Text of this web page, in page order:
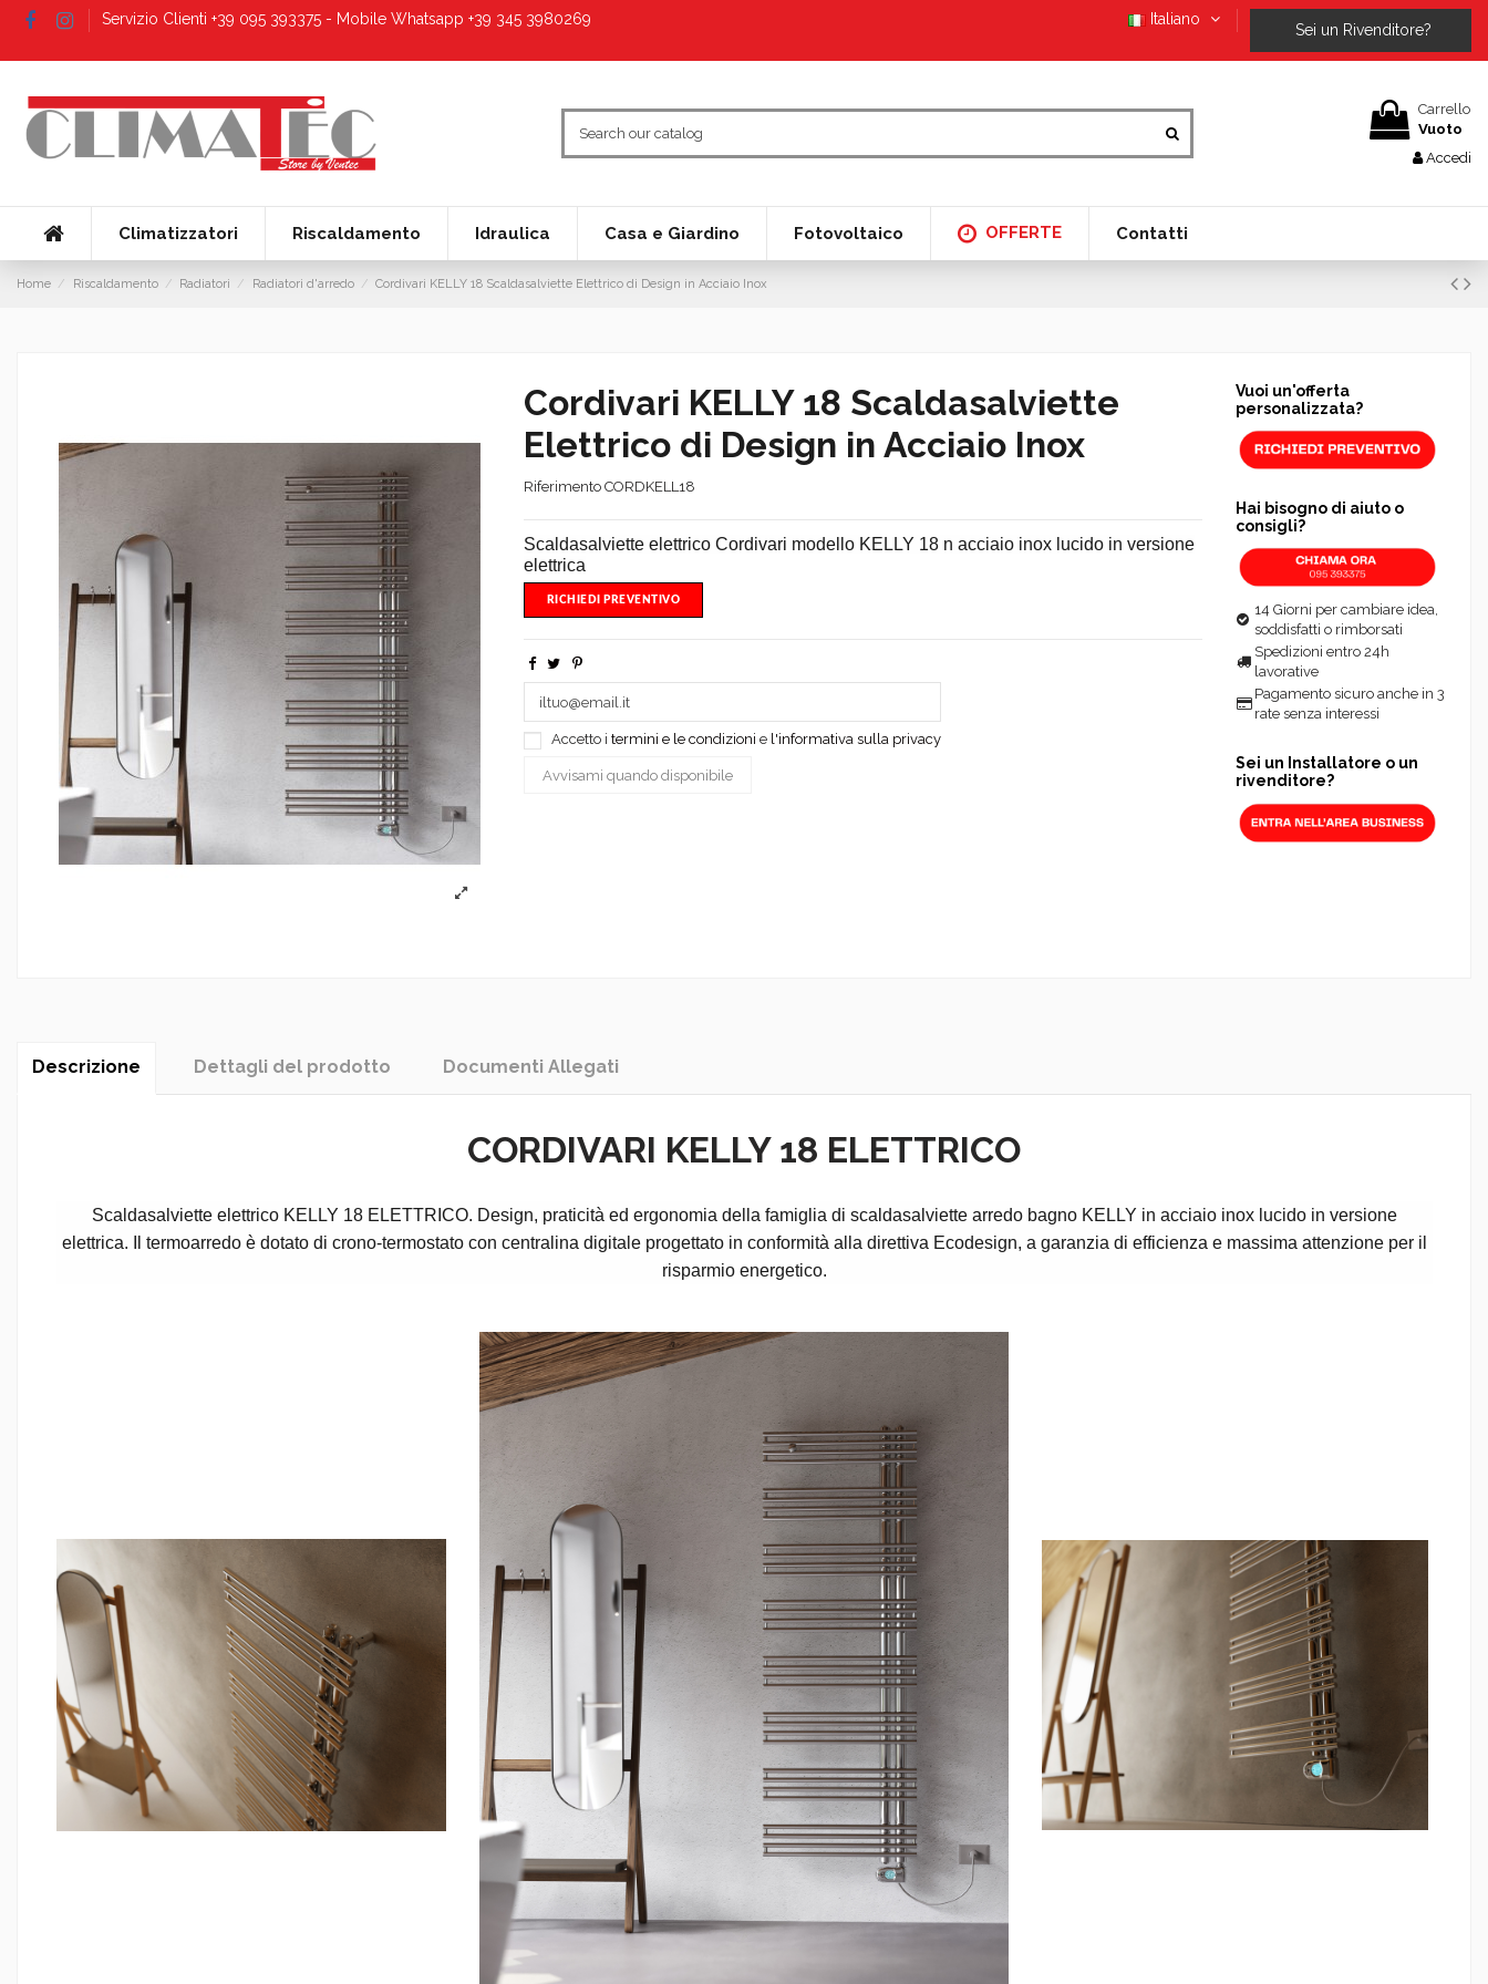
Servizio Clienti +39 095 393375 - Mobile Whatsapp +39 345 3980269 Italiano
Sei un Rivenditore?
Carrello
Vuoto
Accedi
Climatizzatori Riscaldamento Idraulica Casa e Giardino Fotovoltaico OFFERTE Contatti
Home Riscaldamento Radiatori Radiatori d'arredo Cordivari KELLY 18 Scaldasalviette Elettrico di Design in Acciaio Inox
Cordivari KELLY 18 Scaldasalviette
Elettrico di Design in Acciaio Inox
Riferimento CORDKELL18
Scaldasalviette elettrico Cordivari modello KELLY 18 n acciaio inox lucido in versione
elettrica
RICHIEDI PREVENTIVO
Accetto itermini e le condizioni e l'informativa sulla privacy
Vuoi un'offerta
personalizzata?
Hai bisogno di aiuto o
consigli?
14 Giorni per cambiare idea,
soddisfatti o rimborsati
Spedizioni entro 24h
lavorative
Pagamento sicuro anche in 3
rate senza interessi
Sei un Installatore o un
rivenditore?
Descrizione Dettagli del prodotto Documenti Allegati
CORDIVARI KELLY 18 ELETTRICO
Scaldasalviette elettrico KELLY 18 ELETTRICO. Design, praticità ed ergonomia della famiglia di scaldasalviette arredo bagno KELLY in acciaio inox lucido in versione
elettrica. Il termoarredo è dotato di crono-termostato con centralina digitale progettato in conformità alla direttiva Ecodesign, a garanzia di efficienza e massima attenzione per il
risparmio energetico.